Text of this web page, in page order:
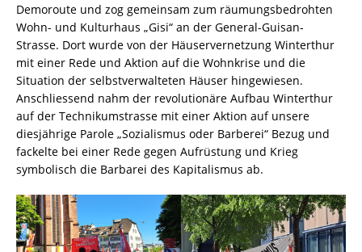
Demoroute und zog gemeinsam zum räumungsbedrohten
Wohn- und Kulturhaus „Gisi“ an der General-Guisan-
Strasse. Dort wurde von der Häuservernetzung Winterthur
mit einer Rede und Aktion auf die Wohnkrise und die
Situation der selbstverwalteten Häuser hingewiesen.
Anschliessend nahm der revolutionäre Aufbau Winterthur
auf der Technikumstrasse mit einer Aktion auf unsere
diesjährige Parole „Sozialismus oder Barberei“ Bezug und
fackelte bei einer Rede gegen Aufrüstung und Krieg
symbolisch die Barbarei des Kapitalismus ab.